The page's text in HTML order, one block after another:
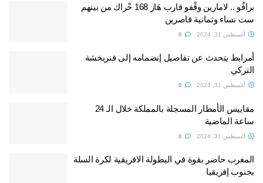
برافُو .. لامارين وقْفو قارب هَاز 168 حْراك من بينهم
ست نساء وثمانية قاصرين
أغسطس 31, 2024
أمرابط يتحدث عن تفاصيل إنضمامه إلى فنربخشة
التركي
أغسطس 31, 2024
مقاييس الأمطار المسجلة بالمملكة خلال الـ 24
ساعة الماضية
أغسطس 31, 2024
المغرب حاضر بقوة في البطولة الافريقية لكرة السلة
بجنوب إفريقيا